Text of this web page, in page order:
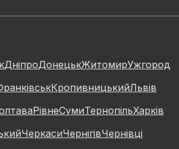
ДніпроДонецькЖитомирУжгород
КропивницькийЛьвів
РівнеСумиТернопільХарків
ЧеркасиЧернігівЧернівці